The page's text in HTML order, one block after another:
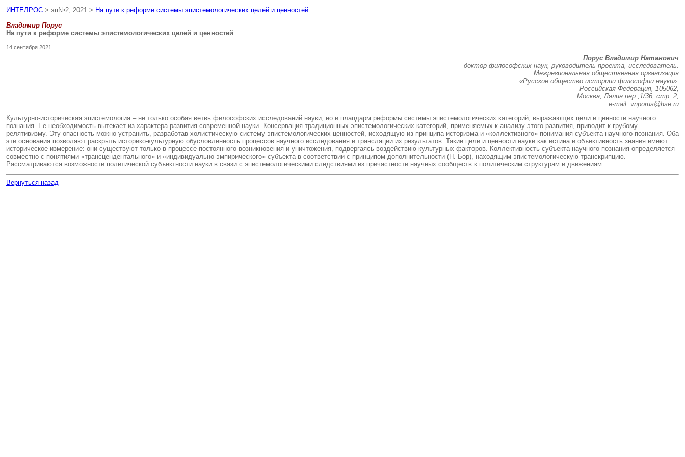
ИНТЕЛРОС > эп№2, 2021 > На пути к реформе системы эпистемологических целей и ценностей
Владимир Порус
На пути к реформе системы эпистемологических целей и ценностей
14 сентября 2021
Порус Владимир Натанович
доктор философских наук, руководитель проекта, исследователь.
Межрегиональная общественная организация
«Русское общество историии философии науки».
Российская Федерация, 105062,
Москва, Лялин пер.,1/36, стр. 2;
e-mail: vnporus@hse.ru
Культурно-историческая эпистемология – не только особая ветвь философских исследований науки, но и плацдарм реформы системы эпистемологических категорий, выражающих цели и ценности научного
познания. Ее необходимость вытекает из характера развития современной науки. Консервация традиционных эпистемологических категорий, применяемых к анализу этого развития, приводит к грубому
релятивизму. Эту опасность можно устранить, разработав холистическую систему эпистемологических ценностей, исходящую из принципа историзма и «коллективного» понимания субъекта научного познания. Оба
эти основания позволяют раскрыть историко-культурную обусловленность процессов научного исследования и трансляции их результатов. Такие цели и ценности науки как истина и объективность знания имеют
историческое измерение: они существуют только в процессе постоянного возникновения и уничтожения, подвергаясь воздействию культурных факторов. Коллективность субъекта научного познания определяется
совместно с понятиями «трансцендентального» и «индивидуально-эмпирического» субъекта в соответствии с принципом дополнительности (Н. Бор), находящим эпистемологическую транскрипцию.
Рассматриваются возможности политической субъектности науки в связи с эпистемологическими следствиями из причастности научных сообществ к политическим структурам и движениям.
Вернуться назад